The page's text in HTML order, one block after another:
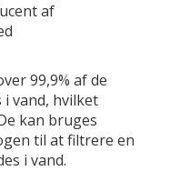
af
99,9% af de
vand, hvilket
kan bruges
til at filtrere en
i vand.